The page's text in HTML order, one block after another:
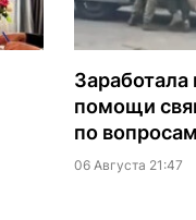
Заработала
помощи
по
06 Августа 21:47